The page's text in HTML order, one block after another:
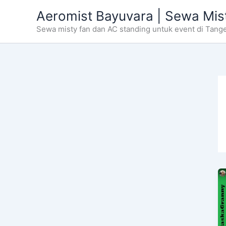
Aeromist Bayuvara | Sewa
Sewa misty fan dan AC standing untuk event di